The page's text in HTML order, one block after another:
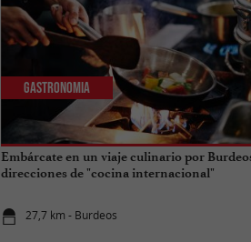
Embárcate en un viaje culinario por
direcciones de "cocina internacional"
27,7 km - Burdeos
Gastronomia